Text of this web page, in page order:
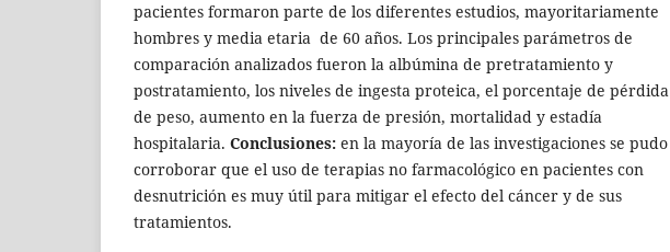
pacientes formaron parte de los diferentes estudios, mayoritariamente
hombres y media etaria de 60 años. Los principales parámetros de
comparación analizados fueron la albúmina de pretratamiento y
postratamiento, los niveles de ingesta proteica, el porcentaje de pérdida
de peso, aumento en la fuerza de presión, mortalidad y estadía
hospitalaria. Conclusiones: en la mayoría de las investigaciones se pudo
corroborar que el uso de terapias no farmacológico en pacientes con
desnutrición es muy útil para mitigar el efecto del cáncer y de sus
tratamientos.